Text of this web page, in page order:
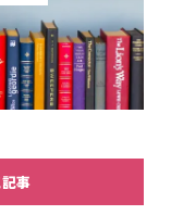
事